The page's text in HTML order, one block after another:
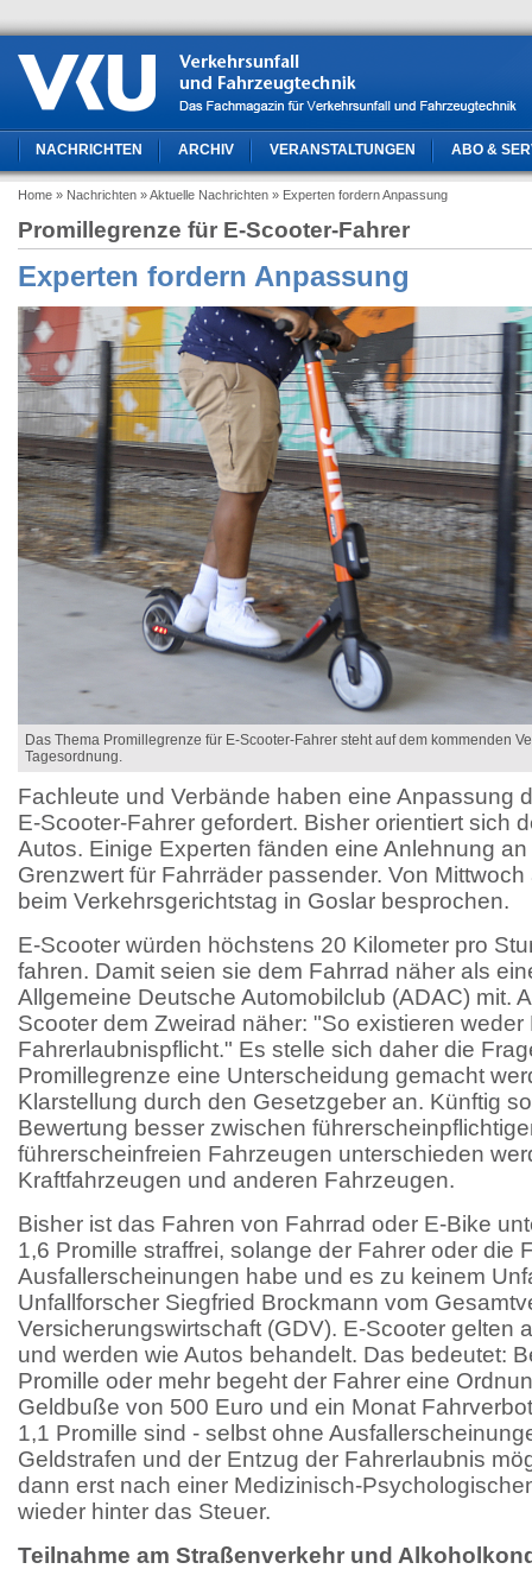
NACHRICHTEN ARCHIV VERANSTALTUNGEN ABO &
Home » Nachrichten » Aktuelle Nachrichten » Experten fordern Anpassung
Promillegrenze für E-Scooter-Fahrer
Experten fordern Anpassung
Das Thema Promillegrenze für E-Scooter-Fahrer steht auf dem kommenden
Tagesordnung.
Fachleute und Verbände haben eine Anpassung
E-Scooter-Fahrer gefordert. Bisher orientiert sich
Autos. Einige Experten fänden eine Anlehnung
Grenzwert für Fahrräder passender. Von
beim Verkehrsgerichtstag in Goslar besprochen.
E-Scooter würden höchstens 20 Kilometer pro
fahren. Damit seien sie dem Fahrrad näher als
Allgemeine Deutsche Automobilclub (ADAC) mit.
Scooter dem Zweirad näher: "So existieren
Fahrerlaubnispflicht." Es stelle sich daher die
Promillegrenze eine Unterscheidung gemacht
Klarstellung durch den Gesetzgeber an. Künftig
Bewertung besser zwischen
führerscheinfreien Fahrzeugen unterschieden
Kraftfahrzeugen und anderen Fahrzeugen.
Bisher ist das Fahren von Fahrrad oder E-Bike
1,6 Promille straffrei, solange der Fahrer oder die
Ausfallerscheinungen habe und es zu keinem
Unfallforscher Siegfried Brockmann vom
Versicherungswirtschaft (GDV). E-Scooter gelten
und werden wie Autos behandelt. Das bedeutet:
Promille oder mehr begeht der Fahrer eine
Geldbuße von 500 Euro und ein Monat
1,1 Promille sind - selbst ohne
Geldstrafen und der Entzug der Fahrerlaubnis
dann erst nach einer Medizinisch-
wieder hinter das Steuer.
Teilnahme am Straßenverkehr und